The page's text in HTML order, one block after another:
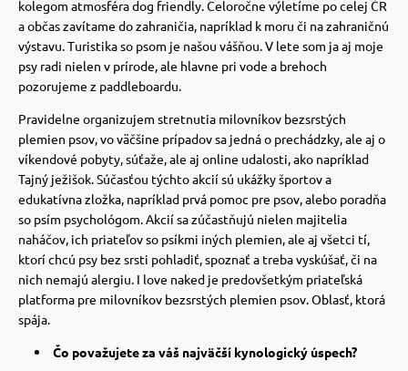
kolegom atmosféra dog friendly.Celoročne výletíme po celej ČR
a občas zavítame do zahraničia, napríklad k moru či na zahraničnú
výstavu. Turistika so psom je našou vášňou. V lete som ja aj moje
psy radi nielen v prírode, ale hlavne pri vode a brehoch
pozorujeme z paddleboardu.
Pravidelne organizujem stretnutia milovníkov bezsrstých
plemien psov, vo väčšine prípadov sa jedná o prechádzky, ale aj o
víkendové pobyty, súťaže, ale aj online udalosti, ako napríklad
Tajný ježišok.Súčasťou týchto akcií sú ukážky športov a
edukatívna zložka, napríklad prvá pomoc pre psov, alebo poradňa
so psím psychológom.Akcií sa zúčastňujú nielen majitelia
naháčov, ich priateľov so psíkmi iných plemien, ale aj všetci tí,
ktorí chcú psy bez srsti pohladiť, spoznať a treba vyskúšať, či na
nich nemajú alergiu. I love naked je predovšetkým priateľská
platforma pre milovníkov bezsrstých plemien psov. Oblasť, ktorá
spája.
Čo považujete za váš najväčší kynologický úspech?